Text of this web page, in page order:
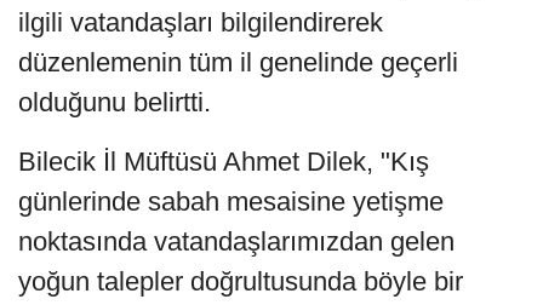
ilgili vatandaşları bilgilendirerek
düzenlemenin tüm il genelinde geçerli
olduğunu belirtti.
Bilecik İl Müftüsü Ahmet Dilek, "Kış
günlerinde sabah mesaisine yetişme
noktasında vatandaşlarımızdan gelen
yoğun talepler doğrultusunda böyle bir